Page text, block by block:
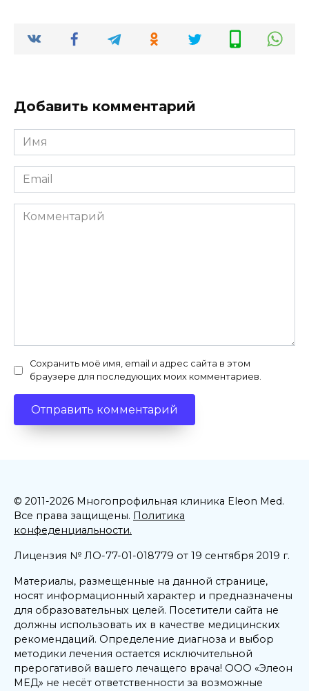
Добавить комментарий
Имя
*
Email
*
Комментарий
Сохранить моё имя, email и адрес сайта в этом
браузере для последующих моих комментариев.
© 2011-2026 Многопрофильная клиника Eleon Med.
Все права защищены. Политика
конфеденциальности.
Лицензия № ЛО-77-01-018779 от 19 сентября 2019 г.
Материалы, размещенные на данной странице,
носят информационный характер и предназначены
для образовательных целей. Посетители сайта не
должны использовать их в качестве медицинских
рекомендаций. Определение диагноза и выбор
методики лечения остается исключительной
прерогативой вашего лечащего врача! ООО «Элеон
МЕД» не несёт ответственности за возможные